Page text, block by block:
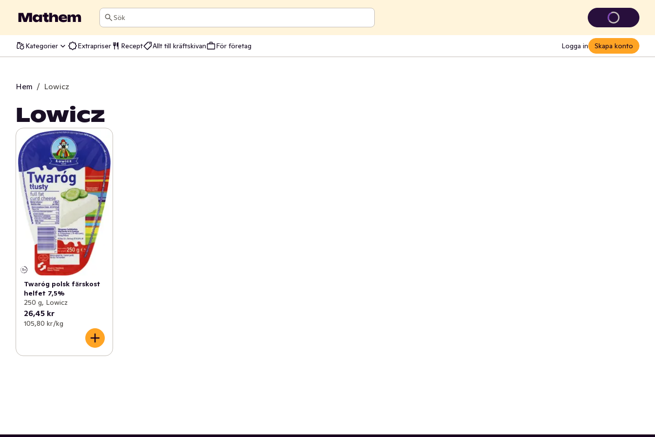
Sök
Kategorier Extrapriser Recept Allt till kräftskivan För företag Logga in Skapa konto
Hem / Lowicz
Lowicz
Twaróg polsk färskost
helfet 7,5%
250 g, Lowicz
26,45 kr
105,80 kr /kg